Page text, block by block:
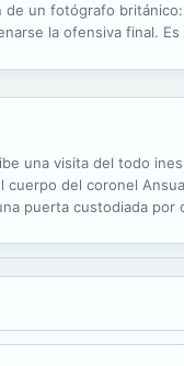
un fotógrafo
la ofensiva final.
una visita del todo
del coronel
puerta custodiada